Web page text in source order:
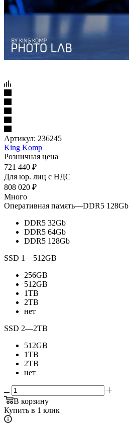
Артикул: 236245
King Komp
Розничная цена
721 440 ₽
Для юр. лиц c НДС
808 020 ₽
Много
Оперативная память—DDR5 128Gb
DDR5 32Gb
DDR5 64Gb
DDR5 128Gb
SSD 1—512GB
256GB
512GB
1TB
2TB
нет
SSD 2—2TB
512GB
1TB
2TB
нет
В корзину
Купить в 1 клик